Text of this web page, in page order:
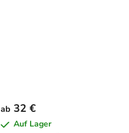
ab 32 €
Auf Lager